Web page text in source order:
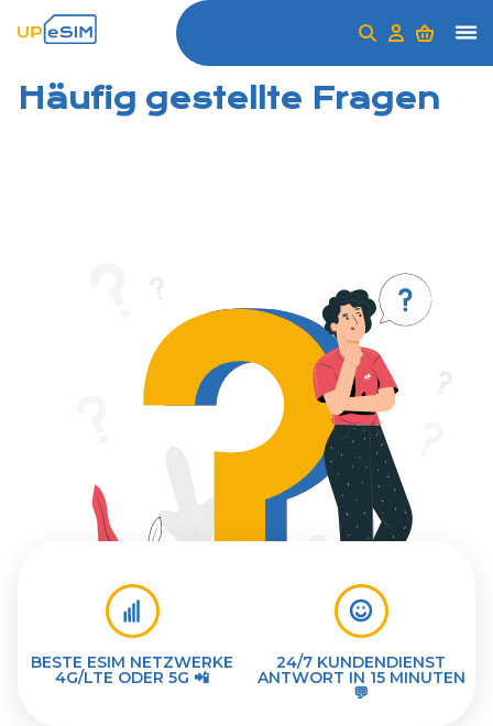
Häufig gestellte Fragen
BESTE ESIM NETZWERKE
4G/LTE ODER 5G 📲
24/7 KUNDENDIENST
ANTWORT IN 15 MINUTEN
💬